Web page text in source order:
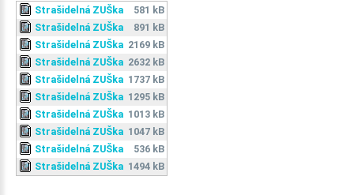
Strašidelná ZUŠka
581 kB
Strašidelná ZUŠka
891 kB
Strašidelná ZUŠka 2169 kB
Strašidelná ZUŠka 2632 kB
Strašidelná ZUŠka 1737 kB
Strašidelná ZUŠka 1295 kB
Strašidelná ZUŠka 1013 kB
Strašidelná ZUŠka 1047 kB
Strašidelná ZUŠka
536 kB
Strašidelná ZUŠka 1494 kB